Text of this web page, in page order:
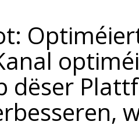
dëser